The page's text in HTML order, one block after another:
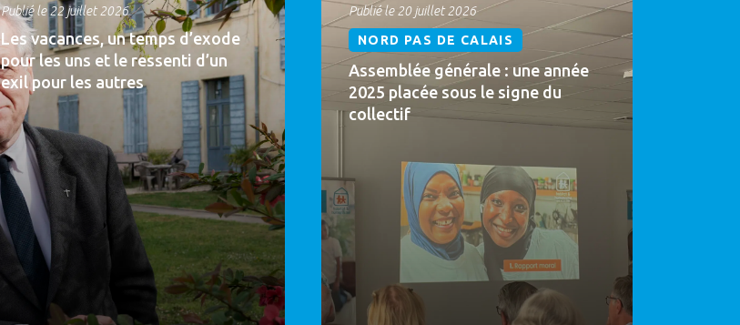
Publié le 22 juillet 2026
Les vacances, un temps d’exode
pour les uns et le ressenti d’un
exil pour les autres
Publié le 20 juillet 2026
NORD PAS DE CALAIS
Assemblée générale : une année
2025 placée sous le signe du
collectif